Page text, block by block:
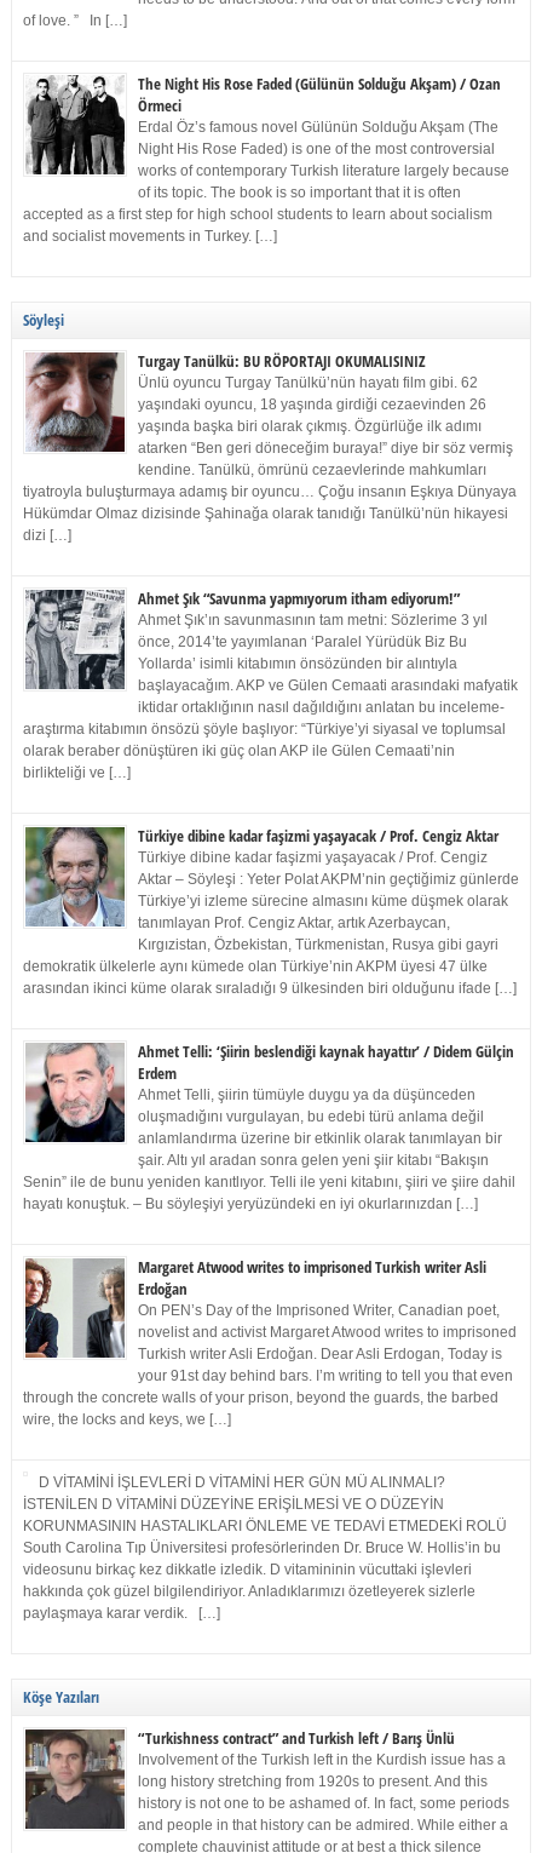
of love. ” In […]
The Night His Rose Faded (Gülünün Solduğu Akşam) / Ozan
Örmeci
Erdal Öz’s famous novel Gülünün Solduğu Akşam (The
Night His Rose Faded) is one of the most controversial
works of contemporary Turkish literature largely because
of its topic. The book is so important that it is often
accepted as a first step for high school students to learn about socialism
and socialist movements in Turkey. […]
Söyleşi
Turgay Tanülkü: BU RÖPORTAJI OKUMALISINIZ
Ünlü oyuncu Turgay Tanülkü’nün hayatı film gibi. 62
yaşındaki oyuncu, 18 yaşında girdiği cezaevinden 26
yaşında başka biri olarak çıkmış. Özgürlüğe ilk adımı
atarken “Ben geri döneceğim buraya!” diye bir söz vermiş
kendine. Tanülkü, ömrünü cezaevlerinde mahkumları
tiyatroyla buluşturmaya adamış bir oyuncu… Çoğu insanın Eşkıya Dünyaya
Hükümdar Olmaz dizisinde Şahinağa olarak tanıdığı Tanülkü’nün hikayesi
dizi […]
Ahmet Şık “Savunma yapmıyorum itham ediyorum!”
Ahmet Şık’ın savunmasının tam metni: Sözlerime 3 yıl
önce, 2014’te yayımlanan ‘Paralel Yürüdük Biz Bu
Yollarda’ isimli kitabımın önsözünden bir alıntıyla
başlayacağım. AKP ve Gülen Cemaati arasındaki mafyatik
iktidar ortaklığının nasıl dağıldığını anlatan bu inceleme-
araştırma kitabımın önsözü şöyle başlıyor: “Türkiye’yi siyasal ve toplumsal
olarak beraber dönüştüren iki güç olan AKP ile Gülen Cemaati’nin
birlikteliği ve […]
Türkiye dibine kadar faşizmi yaşayacak / Prof. Cengiz Aktar
Türkiye dibine kadar faşizmi yaşayacak / Prof. Cengiz
Aktar – Söyleşi : Yeter Polat AKPM’nin geçtiğimiz günlerde
Türkiye’yi izleme sürecine almasını küme düşmek olarak
tanımlayan Prof. Cengiz Aktar, artık Azerbaycan,
Kırgızistan, Özbekistan, Türkmenistan, Rusya gibi gayri
demokratik ülkelerle aynı kümede olan Türkiye’nin AKPM üyesi 47 ülke
arasından ikinci küme olarak sıraladığı 9 ülkesinden biri olduğunu ifade […]
Ahmet Telli: ‘Şiirin beslendiği kaynak hayattır’ / Didem Gülçin
Erdem
Ahmet Telli, şiirin tümüyle duygu ya da düşünceden
oluşmadığını vurgulayan, bu edebi türü anlama değil
anlamlandırma üzerine bir etkinlik olarak tanımlayan bir
şair. Altı yıl aradan sonra gelen yeni şiir kitabı “Bakışın
Senin” ile de bunu yeniden kanıtlıyor. Telli ile yeni kitabını, şiiri ve şiire dahil
hayatı konuştuk. – Bu söyleşiyi yeryüzündeki en iyi okurlarınızdan […]
Margaret Atwood writes to imprisoned Turkish writer Asli
Erdoğan
On PEN’s Day of the Imprisoned Writer, Canadian poet,
novelist and activist Margaret Atwood writes to imprisoned
Turkish writer Asli Erdoğan. Dear Asli Erdogan, Today is
your 91st day behind bars. I’m writing to tell you that even
through the concrete walls of your prison, beyond the guards, the barbed
wire, the locks and keys, we […]
D VİTAMİNİ İŞLEVLERİ D VİTAMİNİ HER GÜN MÜ ALINMALI?
İSTENİLEN D VİTAMİNİ DÜZEYİNE ERİŞİLMESİ VE O DÜZEYİN
KORUNMASININ HASTALIKLARI ÖNLEME VE TEDAVİ ETMEDEKİ ROLÜ
South Carolina Tıp Üniversitesi profesörlerinden Dr. Bruce W. Hollis’in bu
videosunu birkaç kez dikkatle izledik. D vitamininin vücuttaki işlevleri
hakkında çok güzel bilgilendiriyor. Anladıklarımızı özetleyerek sizlerle
paylaşmaya karar verdik. […]
Köşe Yazıları
“Turkishness contract” and Turkish left / Barış Ünlü
Involvement of the Turkish left in the Kurdish issue has a
long history stretching from 1920s to present. And this
history is not one to be ashamed of. In fact, some periods
and people in that history can be admired. While either a
complete chauvinist attitude or at best a thick silence